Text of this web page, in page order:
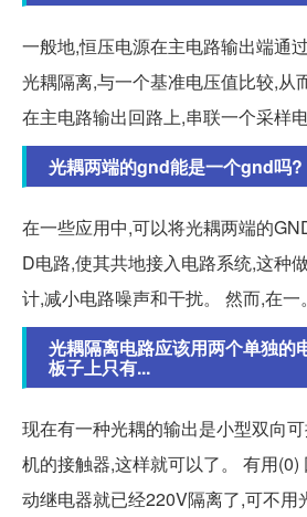
一般地,恒压电源在主电路输出端通
光耦隔离,与一个基准电压值比较,从
在主电路输出回路上,串联一个采样电
光耦两端的gnd能是一个gnd吗?
在一些应用中,可以将光耦两端的
D电路,使其共地接入电路系统,这种
计,减小电路噪声和干扰。 然而,在一。
光耦隔离电路应该用两个单独的
板子上只有...
现在有一种光耦的输出是小型双向
机的接触器,这样就可以了。 有用
动继电器就已经220V隔离了,可不用